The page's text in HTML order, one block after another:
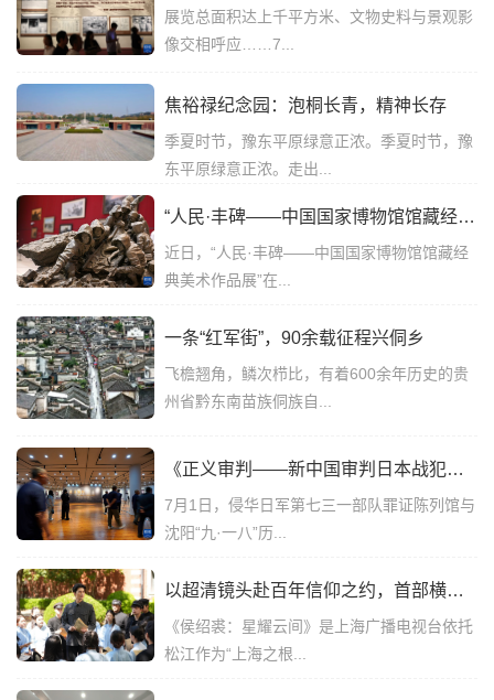
展览总面积达上千平方米、文物史料与景观影
像交相呼应……7...
焦裕禄纪念园：泡桐长青，精神长存
季夏时节，豫东平原绿意正浓。季夏时节，豫
东平原绿意正浓。走出...
“人民·丰碑——中国国家博物馆馆藏经典美术作品展”在国博举行
近日，“人民·丰碑——中国国家博物馆馆藏经
典美术作品展”在...
一条“红军街”，90余载征程兴侗乡
飞檐翘角，鳞次栉比，有着600余年历史的贵
州省黔东南苗族侗族自...
《正义审判——新中国审判日本战犯史实特展》在哈尔滨开幕
7月1日，侵华日军第七三一部队罪证陈列馆与
沈阳“九·一八”历...
以超清镜头赴百年信仰之约，首部横屏精品红色微短剧《侯绍裘:星耀云间》“七一”热血定档！
《侯绍裘：星耀云间》是上海广播电视台依托
松江作为“上海之根...